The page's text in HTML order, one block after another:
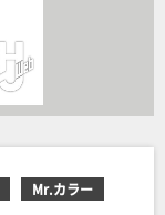
Mr.カラー